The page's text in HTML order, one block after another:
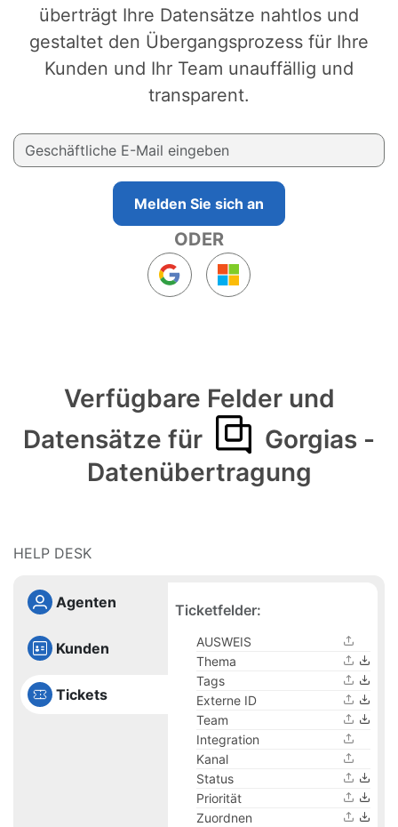
überträgt Ihre Datensätze nahtlos und
gestaltet den Übergangsprozess für Ihre
Kunden und Ihr Team unauffällig und
transparent.
Melden Sie sich an
ODER
Verfügbare Felder und
Datensätze für
Gorgias -
Datenübertragung
HELP DESK
Agenten
Kunden
Tickets
Ticketfelder:
AUSWEIS
Thema
Tags
Externe ID
Team
Integration
Kanal
Status
Priorität
Zuordnen